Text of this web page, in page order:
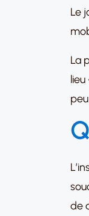
Le
La
de